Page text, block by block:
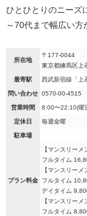
ひとひとりのニーズ
～70代まで幅広い方
所在地
〒177-0044
東京都練馬区
最寄駅 西武新宿線「上
問い合わせ 0570-00-4515
営業時間 8:00〜22:10(曜
定休日 毎週金曜
駐車場
プラン料金
【マンスリーメ
フルタイム
【マンスリーメ
フルタイム
デイタイム
【マンスリーメ
フルタイム